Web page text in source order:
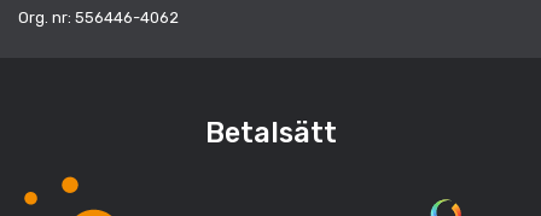
Org. nr: 556446-4062
Betalsätt